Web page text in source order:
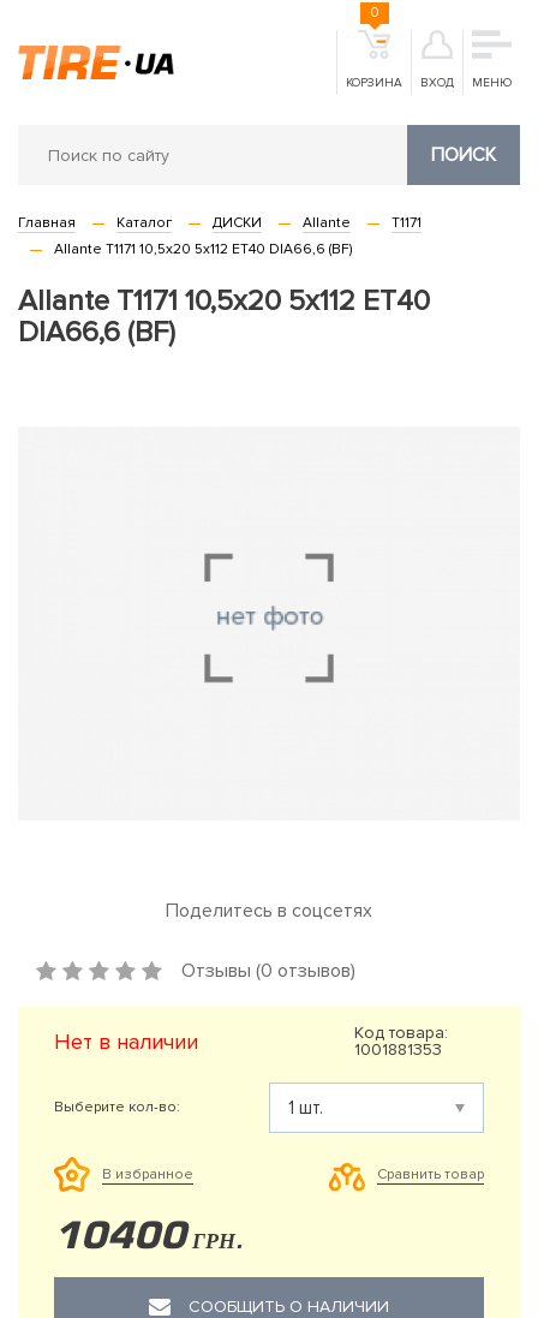
КОРЗИНА
0
ВХОД МЕНЮ
ПОИСК
Главная Каталог ДИСКИ Allante
T1171
Allante T1171 10,5x20 5x112 ET40 DIA66,6 (BF)
Allante T1171 10,5x20 5x112 ET40
DIA66,6 (BF)
Поделитесь в соцсетях
Отзывы (0 отзывов)
Нет в наличии
Код товара:
1001881353
Выберите кол-во:
В избранное Сравнить товар
10400 ГРН.
СООБЩИТЬ О НАЛИЧИИ